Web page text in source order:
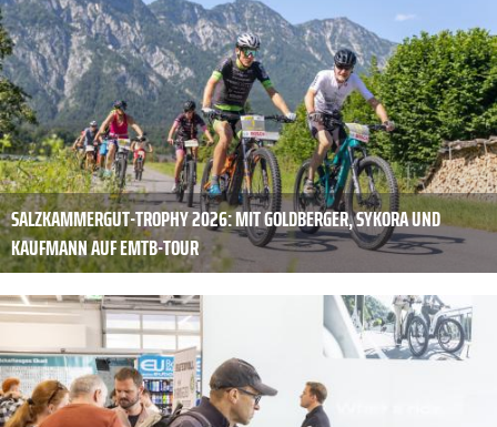
SALZKAMMERGUT-TROPHY 2026: MIT GOLDBERGER, SYKORA UND
KAUFMANN AUF EMTB-TOUR